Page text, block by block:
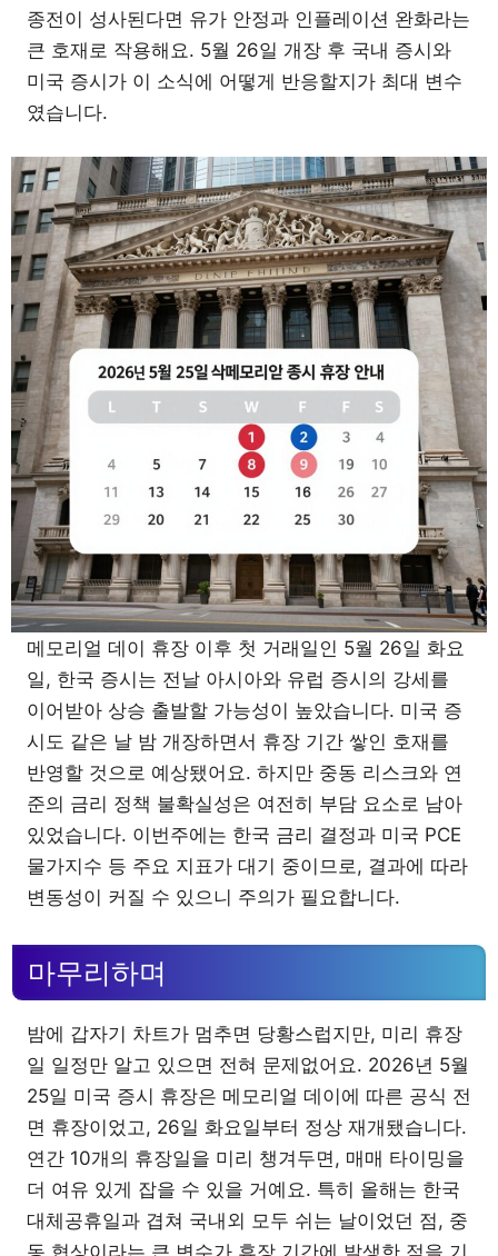
종전이 성사된다면 유가 안정과 인플레이션 완화라는
큰 호재로 작용해요. 5월 26일 개장 후 국내 증시와
미국 증시가 이 소식에 어떻게 반응할지가 최대 변수
였습니다.
메모리얼 데이 휴장 이후 첫 거래일인 5월 26일 화요
일, 한국 증시는 전날 아시아와 유럽 증시의 강세를
이어받아 상승 출발할 가능성이 높았습니다. 미국 증
시도 같은 날 밤 개장하면서 휴장 기간 쌓인 호재를
반영할 것으로 예상됐어요. 하지만 중동 리스크와 연
준의 금리 정책 불확실성은 여전히 부담 요소로 남아
있었습니다. 이번주에는 한국 금리 결정과 미국 PCE
물가지수 등 주요 지표가 대기 중이므로, 결과에 따라
변동성이 커질 수 있으니 주의가 필요합니다.
마무리하며
밤에 갑자기 차트가 멈추면 당황스럽지만, 미리 휴장
일 일정만 알고 있으면 전혀 문제없어요. 2026년 5월
25일 미국 증시 휴장은 메모리얼 데이에 따른 공식 전
면 휴장이었고, 26일 화요일부터 정상 재개됐습니다.
연간 10개의 휴장일을 미리 챙겨두면, 매매 타이밍을
더 여유 있게 잡을 수 있을 거예요. 특히 올해는 한국
대체공휴일과 겹쳐 국내외 모두 쉬는 날이었던 점, 중